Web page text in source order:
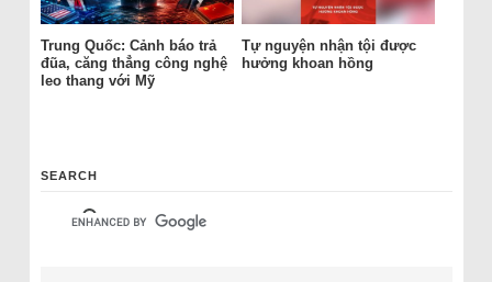
Trung Quốc: Cảnh báo trả
đũa, căng thẳng công nghệ
leo thang với Mỹ
Tự nguyện nhận tội được
hưởng khoan hồng
SEARCH